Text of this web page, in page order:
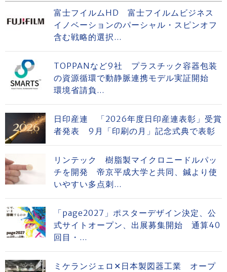
富士フイルムHD 富士フイルムビジネス
イノベーションのパーシャル・スピンオフ
含む戦略的選択...
TOPPANなど9社 プラスチック容器包装
の資源循環で動静脈連携モデル実証開始
環境省請負...
日印産連 「2026年度日印産連表彰」受賞
者発表 9月「印刷の月」記念式典で表彰
リンテック 樹脂製マイクロニードルパッ
チを開発 帝京平成大学と共同、鍼より使
いやすい多点刺...
「page2027」ポスターデザイン決定、公
式サイトオープン、出展募集開始 通算40
回目・...
ミケランジェロ✕日本製図器工業 オープ